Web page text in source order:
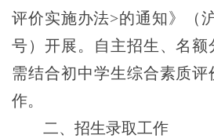
评价实施办法>的通知》（
号）开展。
自主招生 、名额
需结合初中学生综合素质
作。
二、招生录取工作